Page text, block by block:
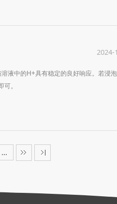
2024-
液中的H+具有稳定的良好响应。若浸
。
...